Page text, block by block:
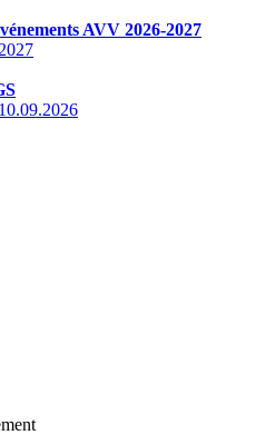
AVV 2026-2027